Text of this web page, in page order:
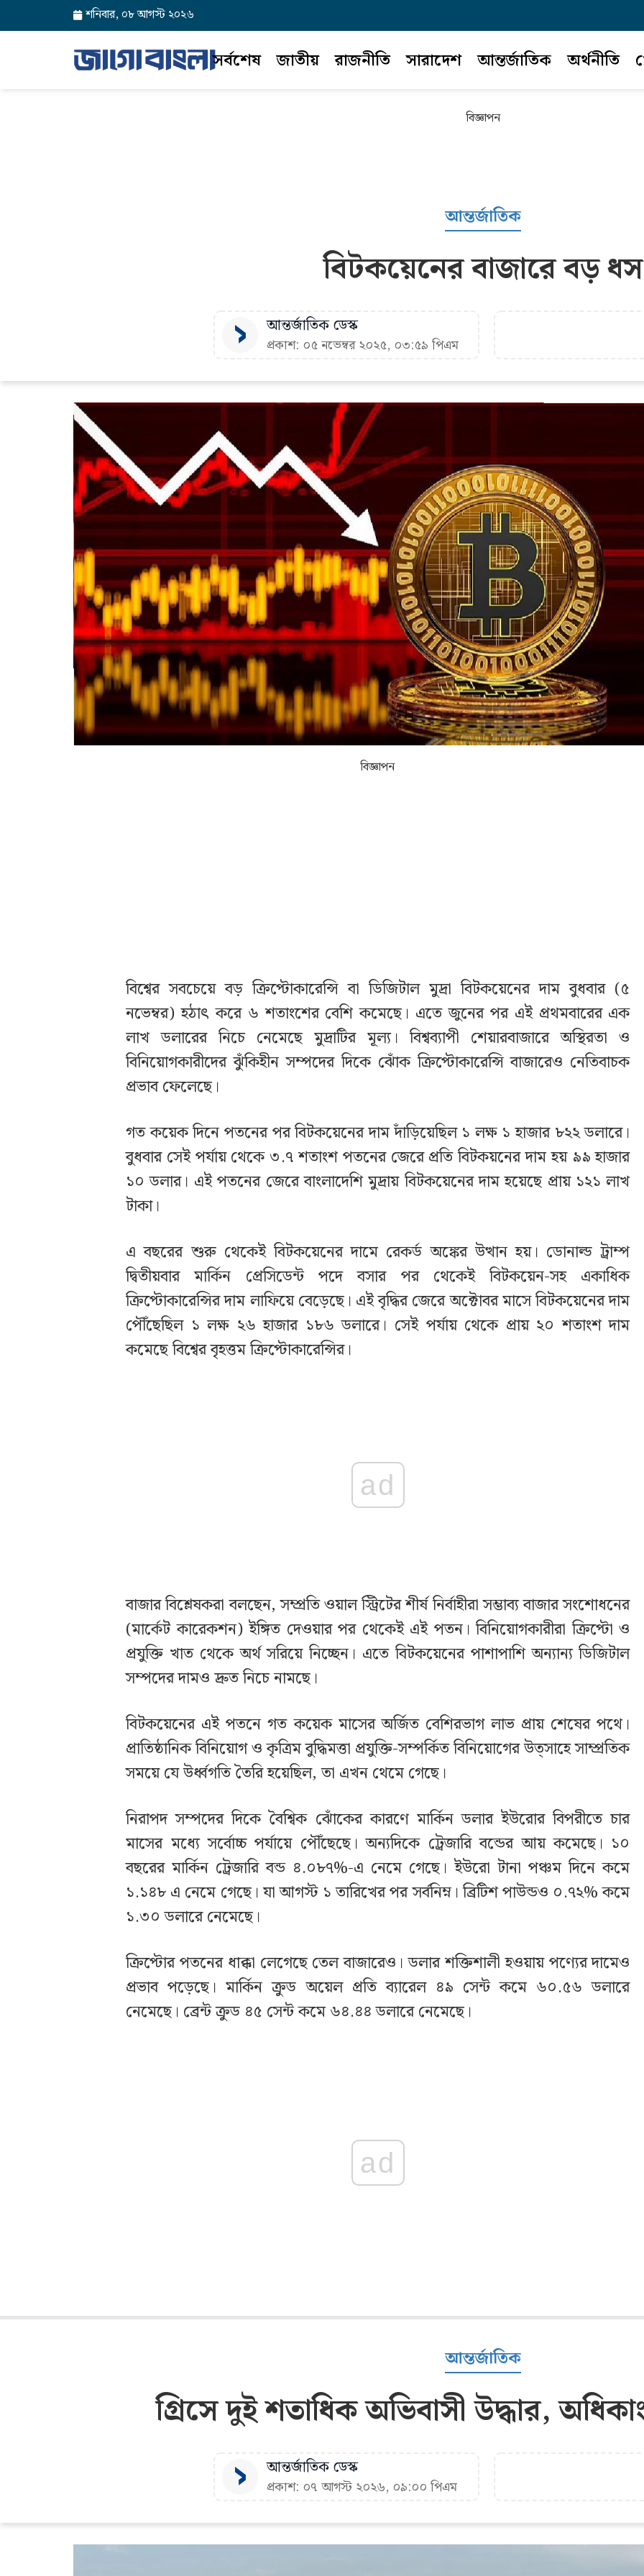
শনিবার, ০৮ আগস্ট ২০২৬
সর্বশেষ জাতীয় রাজনীতি সারাদেশ আন্তর্জাতিক অর্থনীতি
বিজ্ঞাপন
আন্তর্জাতিক
বিটকয়েনের বাজারে বড় ধস
আন্তর্জাতিক ডেস্ক
প্রকাশ: ০৫ নভেম্বর ২০২৫, ০৩:৫৯ পিএম
বিজ্ঞাপন
বিশ্বের সবচেয়ে বড় ক্রিপ্টোকারেন্সি বা ডিজিটাল মুদ্রা বিটকয়েনের দাম বুধবার (৫
নভেম্বর) হঠাৎ করে ৬ শতাংশের বেশি কমেছে। এতে জুনের পর এই প্রথমবারের এক
লাখ ডলারের নিচে নেমেছে মুদ্রাটির মূল্য। বিশ্বব্যাপী শেয়ারবাজারে অস্থিরতা ও
বিনিয়োগকারীদের ঝুঁকিহীন সম্পদের দিকে ঝোঁক ক্রিপ্টোকারেন্সি বাজারেও নেতিবাচক
প্রভাব ফেলেছে।
গত কয়েক দিনে পতনের পর বিটকয়েনের দাম দাঁড়িয়েছিল ১ লক্ষ ১ হাজার ৮২২ ডলারে।
বুধবার সেই পর্যায় থেকে ৩.৭ শতাংশ পতনের জেরে প্রতি বিটকয়নের দাম হয় ৯৯ হাজার
১০ ডলার। এই পতনের জেরে বাংলাদেশি মুদ্রায় বিটকয়েনের দাম হয়েছে প্রায় ১২১ লাখ
টাকা।
এ বছরের শুরু থেকেই বিটকয়েনের দামে রেকর্ড অঙ্কের উত্থান হয়। ডোনাল্ড ট্রাম্প
দ্বিতীয়বার মার্কিন প্রেসিডেন্ট পদে বসার পর থেকেই বিটকয়েন-সহ একাধিক
ক্রিপ্টোকারেন্সির দাম লাফিয়ে বেড়েছে। এই বৃদ্ধির জেরে অক্টোবর মাসে বিটকয়েনের দাম
পৌঁছেছিল ১ লক্ষ ২৬ হাজার ১৮৬ ডলারে। সেই পর্যায় থেকে প্রায় ২০ শতাংশ দাম
কমেছে বিশ্বের বৃহত্তম ক্রিপ্টোকারেন্সির।
ad
বাজার বিশ্লেষকরা বলছেন, সম্প্রতি ওয়াল স্ট্রিটের শীর্ষ নির্বাহীরা সম্ভাব্য বাজার সংশোধনের
(মার্কেট কারেকশন) ইঙ্গিত দেওয়ার পর থেকেই এই পতন। বিনিয়োগকারীরা ক্রিপ্টো ও
প্রযুক্তি খাত থেকে অর্থ সরিয়ে নিচ্ছেন। এতে বিটকয়েনের পাশাপাশি অন্যান্য ডিজিটাল
সম্পদের দামও দ্রুত নিচে নামছে।
বিটকয়েনের এই পতনে গত কয়েক মাসের অর্জিত বেশিরভাগ লাভ প্রায় শেষের পথে।
প্রাতিষ্ঠানিক বিনিয়োগ ও কৃত্রিম বুদ্ধিমত্তা প্রযুক্তি-সম্পর্কিত বিনিয়োগের উত্সাহে সাম্প্রতিক
সময়ে যে উর্ধ্বগতি তৈরি হয়েছিল, তা এখন থেমে গেছে।
নিরাপদ সম্পদের দিকে বৈশ্বিক ঝোঁকের কারণে মার্কিন ডলার ইউরোর বিপরীতে চার
মাসের মধ্যে সর্বোচ্চ পর্যায়ে পৌঁছেছে। অন্যদিকে ট্রেজারি বন্ডের আয় কমেছে। ১০
বছরের মার্কিন ট্রেজারি বন্ড ৪.০৮৭%-এ নেমে গেছে। ইউরো টানা পঞ্চম দিনে কমে
১.১৪৮ এ নেমে গেছে। যা আগস্ট ১ তারিখের পর সর্বনিম্ন। ব্রিটিশ পাউন্ডও ০.৭২% কমে
১.৩০ ডলারে নেমেছে।
ক্রিপ্টোর পতনের ধাক্কা লেগেছে তেল বাজারেও। ডলার শক্তিশালী হওয়ায় পণ্যের দামেও
প্রভাব পড়েছে। মার্কিন ক্রুড অয়েল প্রতি ব্যারেল ৪৯ সেন্ট কমে ৬০.৫৬ ডলারে
নেমেছে। ব্রেন্ট ক্রুড ৪৫ সেন্ট কমে ৬৪.৪৪ ডলারে নেমেছে।
ad
আন্তর্জাতিক
গ্রিসে দুই শতাধিক অভিবাসী উদ্ধার,
আন্তর্জাতিক ডেস্ক
প্রকাশ: ০৭ আগস্ট ২০২৬, ০৯:০০ পিএম